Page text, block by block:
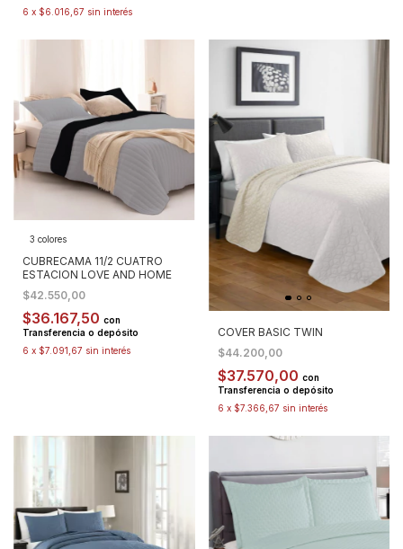
6 x $6.016,67 sin interés
3 colores
CUBRECAMA 11/2 CUATRO
ESTACION LOVE AND HOME
$42.550,00
$36.167,50 con
Transferencia o depósito
6 x $7.091,67 sin interés
COVER BASIC TWIN
$44.200,00
$37.570,00 con
Transferencia o depósito
6 x $7.366,67 sin interés